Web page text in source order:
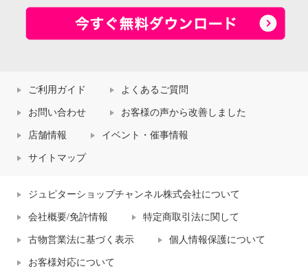
ご利用ガイド よくあるご質問
お問い合わせ お客様の声から改善しました
店舗情報 イベント・催事情報
サイトマップ
ジュピターショップチャンネル株式会社について
会社概要/免許情報 特定商取引法に関して
古物営業法に基づく表示 個人情報保護について
お客様対応について